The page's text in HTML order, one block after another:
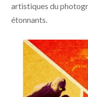
artistiques du
étonnants.